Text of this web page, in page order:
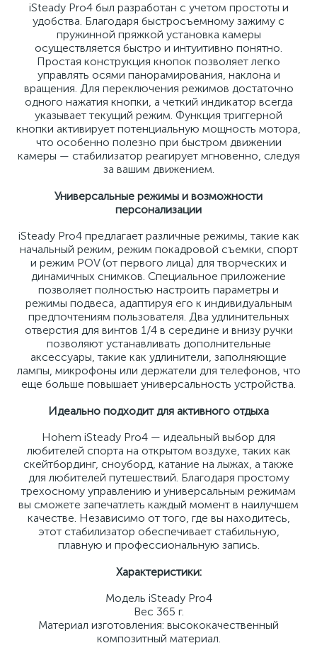
iSteady Pro4 был разработан с учетом простоты и
удобства. Благодаря быстросъемному зажиму с
пружинной пряжкой установка камеры
осуществляется быстро и интуитивно понятно.
Простая конструкция кнопок позволяет легко
управлять осями панорамирования, наклона и
вращения. Для переключения режимов достаточно
одного нажатия кнопки, а четкий индикатор всегда
указывает текущий режим. Функция триггерной
кнопки активирует потенциальную мощность мотора,
что особенно полезно при быстром движении
камеры — стабилизатор реагирует мгновенно, следуя
за вашим движением.
Универсальные режимы и возможности
персонализации
iSteady Pro4 предлагает различные режимы, такие как
начальный режим, режим покадровой съемки, спорт
и режим POV (от первого лица) для творческих и
динамичных снимков. Специальное приложение
позволяет полностью настроить параметры и
режимы подвеса, адаптируя его к индивидуальным
предпочтениям пользователя. Два удлинительных
отверстия для винтов 1/4 в середине и внизу ручки
позволяют устанавливать дополнительные
аксессуары, такие как удлинители, заполняющие
лампы, микрофоны или держатели для телефонов, что
еще больше повышает универсальность устройства.
Идеально подходит для активного отдыха
Hohem iSteady Pro4 — идеальный выбор для
любителей спорта на открытом воздухе, таких как
скейтбординг, сноуборд, катание на лыжах, а также
для любителей путешествий. Благодаря простому
трехосному управлению и универсальным режимам
вы сможете запечатлеть каждый момент в наилучшем
качестве. Независимо от того, где вы находитесь,
этот стабилизатор обеспечивает стабильную,
плавную и профессиональную запись.
Характеристики:
Модель iSteady Pro4
Вес 365 г.
Материал изготовления: высококачественный
композитный материал.